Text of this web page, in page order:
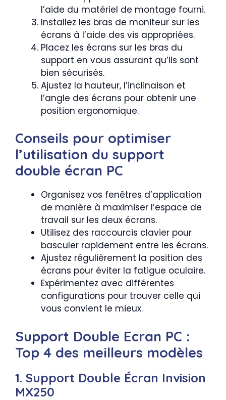
l’aide du matériel de montage fourni.
Installez les bras de moniteur sur les
écrans à l’aide des vis appropriées.
Placez les écrans sur les bras du
support en vous assurant qu’ils sont
bien sécurisés.
Ajustez la hauteur, l’inclinaison et
l’angle des écrans pour obtenir une
position ergonomique.
Conseils pour optimiser
l’utilisation du support
double écran PC
Organisez vos fenêtres d’application
de manière à maximiser l’espace de
travail sur les deux écrans.
Utilisez des raccourcis clavier pour
basculer rapidement entre les écrans.
Ajustez régulièrement la position des
écrans pour éviter la fatigue oculaire.
Expérimentez avec différentes
configurations pour trouver celle qui
vous convient le mieux.
Support Double Ecran PC :
Top 4 des meilleurs modèles
1. Support Double Écran Invision
MX250